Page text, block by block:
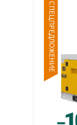
СПЕЦПРЕДЛОЖЕНИЕ